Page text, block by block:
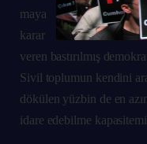
maya
karar
veren bastırılmış
Sivil toplumun kendini
dökülen yüzbin de en
idare edebilme